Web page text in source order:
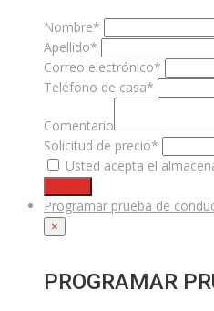
Nombre*
Apellido*
Correo electrónico*
Teléfono de casa*
Comentario
Solicitud de precio*
Usted acepta el
Programar prueba de
×
PROGRAMAR